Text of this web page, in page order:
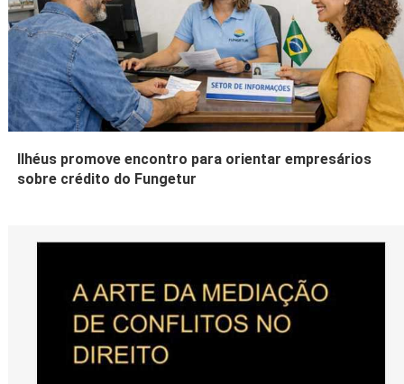
Ilhéus promove encontro para orientar empresários
sobre crédito do Fungetur